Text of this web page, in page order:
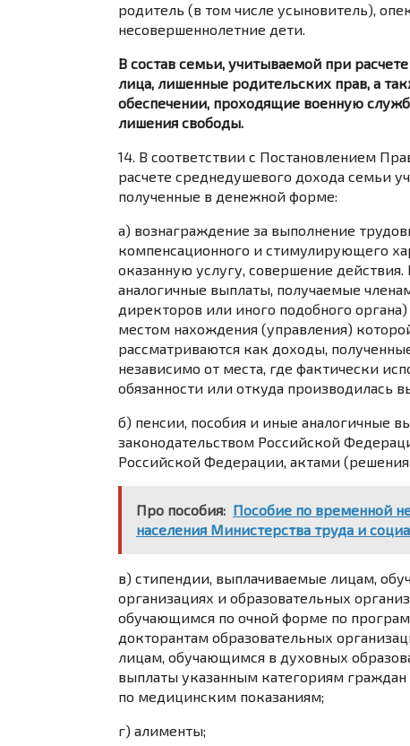
родитель (в том числе усыновитель),
несовершеннолетние дети.
В состав семьи, учитываемой при
лица, лишенные родительских прав, а
обеспечении, проходящие военную
лишения свободы.
14. В соответствии с Постановлением
расчете среднедушевого дохода семьи
полученные в денежной форме:
а) вознаграждение за выполнение
компенсационного и стимулирующего
оказанную услугу, совершение
аналогичные выплаты, получаемые
директоров или иного подобного
местом нахождения (управления)
рассматриваются как доходы,
независимо от места, где фактически
обязанности или откуда производилась
б) пенсии, пособия и иные аналогичные
законодательством Российской
Российской Федерации, актами
Про пособия: Пособие по временной
населения Министерства труда и
в) стипендии, выплачиваемые лицам,
организациях и образовательных
обучающимся по очной форме по
докторантам образовательных
лицам, обучающимся в духовных
выплаты указанным категориям
по медицинским показаниям;
г) алименты;